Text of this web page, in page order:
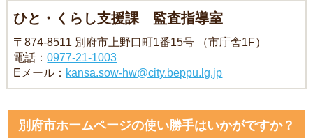
ひと・くらし支援課 監査指導室
〒874-8511 別府市上野口町1番15号 （市庁舎1F）
電話：0977-21-1003
Eメール： kansa.sow-hw@city.beppu.lg.jp
別府市ホームページの使い勝手はいかがですか？